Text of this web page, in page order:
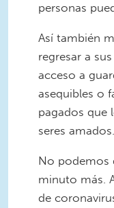
personas
Así también
regresar a
acceso a
asequibles o
pagados que
seres amados.
No podemos
minuto más.
de